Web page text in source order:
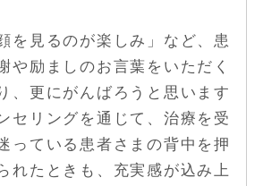
を見るのが楽しみ」など、患
や励ましのお言葉をいただく
、更にがんばろうと思います
セリングを通じて、治療を受
っている患者さまの背中を押
れたときも、充実感が込み上